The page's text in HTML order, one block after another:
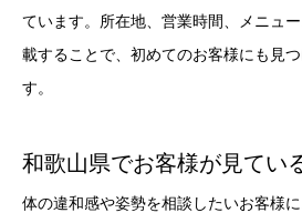
ています。所在地、営業時間、メニュ
載することで、初めてのお客様にも見
す。
和歌山県でお客様が見てい
体の違和感や姿勢を相談したいお客様